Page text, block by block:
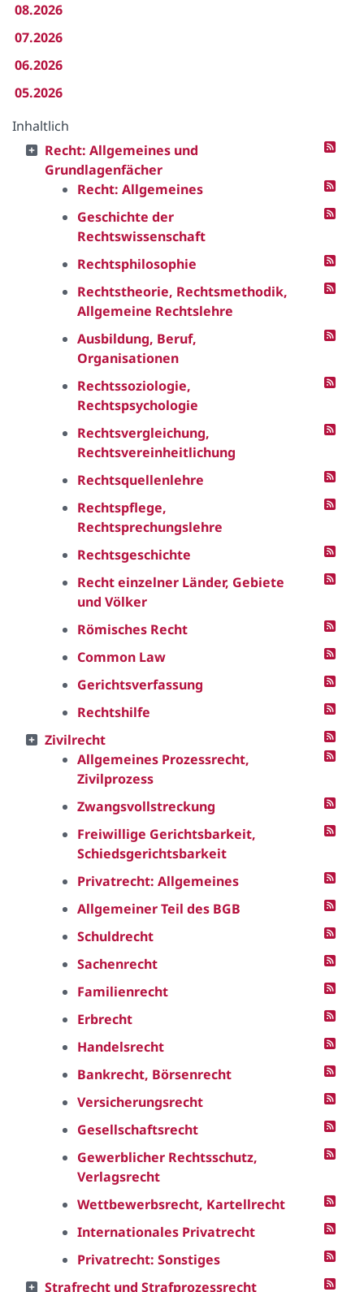
08.2026
07.2026
06.2026
05.2026
Inhaltlich
Recht: Allgemeines und
Grundlagenfächer
Recht: Allgemeines
Geschichte der
Rechtswissenschaft
Rechtsphilosophie
Rechtstheorie, Rechtsmethodik,
Allgemeine Rechtslehre
Ausbildung, Beruf,
Organisationen
Rechtssoziologie,
Rechtspsychologie
Rechtsvergleichung,
Rechtsvereinheitlichung
Rechtsquellenlehre
Rechtspflege,
Rechtsprechungslehre
Rechtsgeschichte
Recht einzelner Länder, Gebiete
und Völker
Römisches Recht
Common Law
Gerichtsverfassung
Rechtshilfe
Zivilrecht
Allgemeines Prozessrecht,
Zivilprozess
Zwangsvollstreckung
Freiwillige Gerichtsbarkeit,
Schiedsgerichtsbarkeit
Privatrecht: Allgemeines
Allgemeiner Teil des BGB
Schuldrecht
Sachenrecht
Familienrecht
Erbrecht
Handelsrecht
Bankrecht, Börsenrecht
Versicherungsrecht
Gesellschaftsrecht
Gewerblicher Rechtsschutz,
Verlagsrecht
Wettbewerbsrecht, Kartellrecht
Internationales Privatrecht
Privatrecht: Sonstiges
Strafrecht und Strafprozessrecht